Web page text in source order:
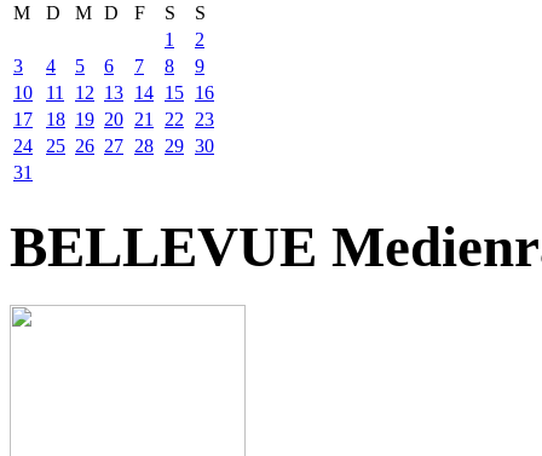
M
D M D F S
S
1
2
3
4 5 6 7 8
9
10
11 12 13 14 15 16
17
18 19 20 21 22 23
24
25 26 27 28 29 30
31
BELLEVUE